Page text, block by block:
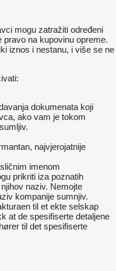
mogu zatražiti određeni
na kupovinu opreme.
iznos i nestanu, i više se ne
dokumenata koji
ako vam je tokom
najvjerojatnije
imenom
prikriti iza poznatih
naziv. Nemojte
kompanije sumnjiv.
til et ekte selskap
at de spesifiserte detaljene
til det spesifiserte